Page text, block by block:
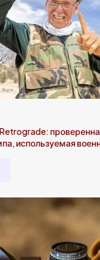
используемая